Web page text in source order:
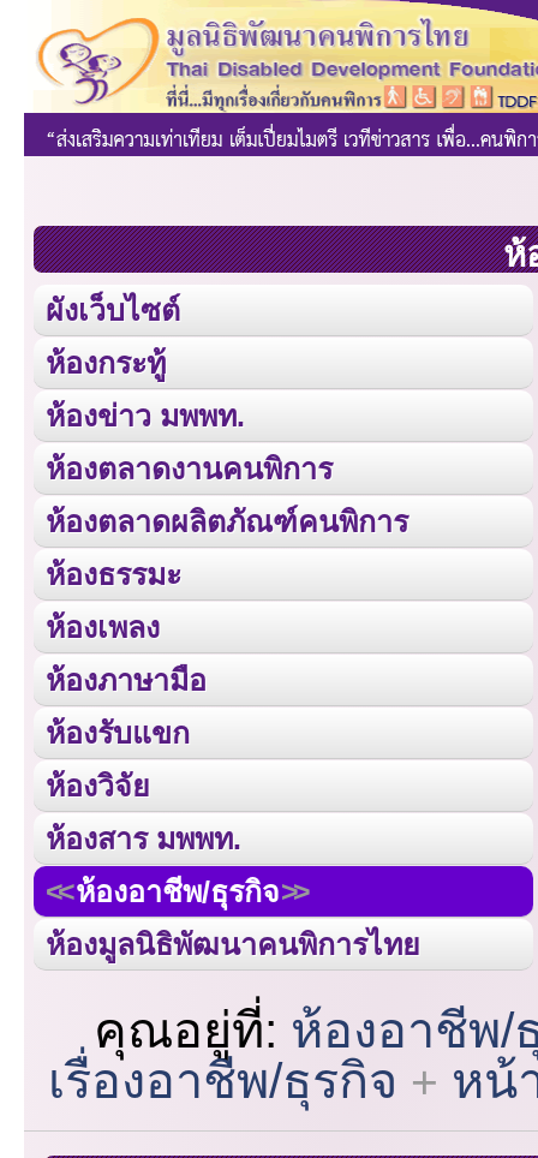
ห้
ผังเว็บไซต์
ห้องกระทู้
ห้องข่าว มพพท.
ห้องตลาดงานคนพิการ
ห้องตลาดผลิตภัณฑ์คนพิการ
ห้องธรรมะ
ห้องเพลง
ห้องภาษามือ
ห้องรับแขก
ห้องวิจัย
ห้องสาร มพพท.
ห้องอาชีพ/ธุรกิจ
ห้องมูลนิธิพัฒนาคนพิการไทย
คุณอยู่ที่: ห้องอาชีพ/
เรื่องอาชีพ/ธุรกิจ
หน้